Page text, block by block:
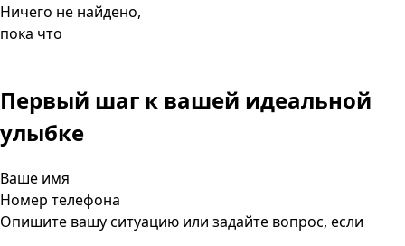
Ничего не найдено,
пока что
Первый шаг к вашей идеальной
улыбке
Ваше имя
Номер телефона
Опишите вашу ситуацию или задайте вопрос, если